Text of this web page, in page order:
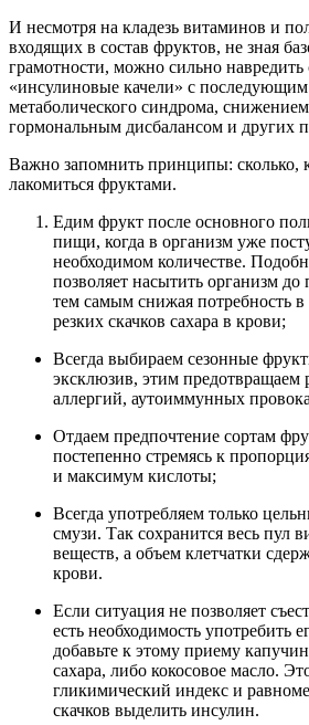
И несмотря на кладезь витаминов и
входящих в состав фруктов, не зная
грамотности, можно сильно навредить
«инсулиновые качели» с
метаболического синдрома,
гормональным дисбалансом и других
Важно запомнить принципы: сколько,
лакомиться фруктами.
Едим фрукт после основного
пищи, когда в организм уже
необходимом количестве.
позволяет насытить организм до
тем самым снижая потребность в
резких скачков сахара в крови;
Всегда выбираем сезонные
эксклюзив, этим предотвращаем
аллергий, аутоиммунных
Отдаем предпочтение сортам
постепенно стремясь к
и максимум кислоты;
Всегда употребляем только
смузи. Так сохранится весь пул
веществ, а объем клетчатки
крови.
Если ситуация не позволяет
есть необходимость употребить
добавьте к этому приему
сахара, либо кокосовое масло.
гликимический индекс и
скачков выделить инсулин.